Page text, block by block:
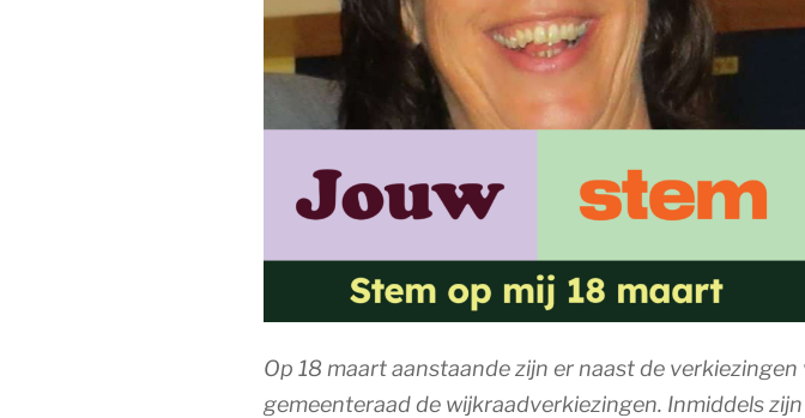
Op 18 maart aanstaande zijn er naast de verkiezingen
gemeenteraad de wijkraadverkiezingen. Inmiddels